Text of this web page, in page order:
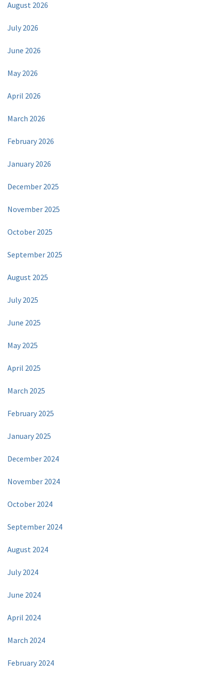
August 2026
July 2026
June 2026
May 2026
April 2026
March 2026
February 2026
January 2026
December 2025
November 2025
October 2025
September 2025
August 2025
July 2025
June 2025
May 2025
April 2025
March 2025
February 2025
January 2025
December 2024
November 2024
October 2024
September 2024
August 2024
July 2024
June 2024
April 2024
March 2024
February 2024